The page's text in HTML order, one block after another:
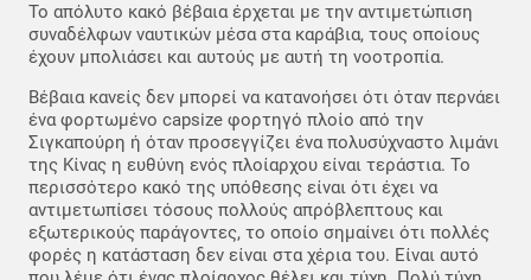
Το απόλυτο κακό βέβαια έρχεται με την αντιμετώπιση
συναδέλφων ναυτικών μέσα στα καράβια, τους οποίους
έχουν μπολιάσει και αυτούς με αυτή τη νοοτροπία.
Βέβαια κανείς δεν μπορεί να κατανοήσει ότι όταν περνάει
ένα φορτωμένο capsize φορτηγό πλοίο από την
Σιγκαπούρη ή όταν προσεγγίζει ένα πολυσύχναστο λιμάνι
της Κίνας η ευθύνη ενός πλοίαρχου είναι τεράστια. Το
περισσότερο κακό της υπόθεσης είναι ότι έχει να
αντιμετωπίσει τόσους πολλούς απρόβλεπτους και
εξωτερικούς παράγοντες, το οποίο σημαίνει ότι πολλές
φορές η κατάσταση δεν είναι στα χέρια του. Είναι αυτό